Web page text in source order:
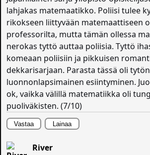
lahjakas matemaatikko. Poliisi tulee
rikokseen liittyvään matemaattiseen
professorilta, mutta tämän ollessa
nerokas tyttö auttaa poliisia. Tyttö
komeaan poliisiin ja pikkuisen
dekkarisarjaan. Parasta tässä oli
luonnonlapsimainen esiintyminen.
ok, vaikka välillä matematiikka oli
puoliväkisten. (7/10)
Vastaa Lainaa
River